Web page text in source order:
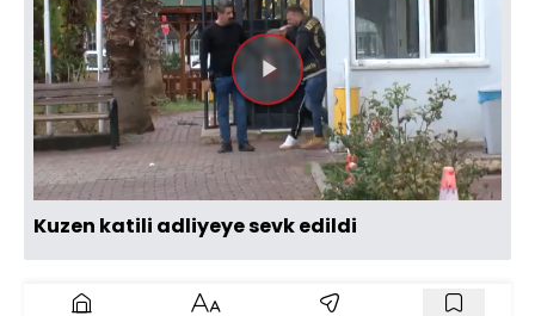
Videoyu
Oynat
Kuzen katili adliyeye sevk edildi